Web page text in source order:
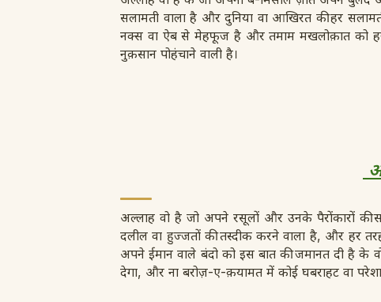
सलामती वाला है और दुनिया वा आखिरत की हर
नक्स वा ऐब से मेहफूज है और तमाम मखलोक़ात को
नुक़सान पोहंचाने वाली है।
अल्लाह वो है जो अपने रसूलों और उनके पैरोंकारों की
दलील वा हुज्जतों की तस्दीक करने वाला है, और हर
अपने ईमान वाले बंदो को इस बात की जमानत दी है के
देगा, और ना बरोज़-ए-क़यामत में कोई घबराहट वा